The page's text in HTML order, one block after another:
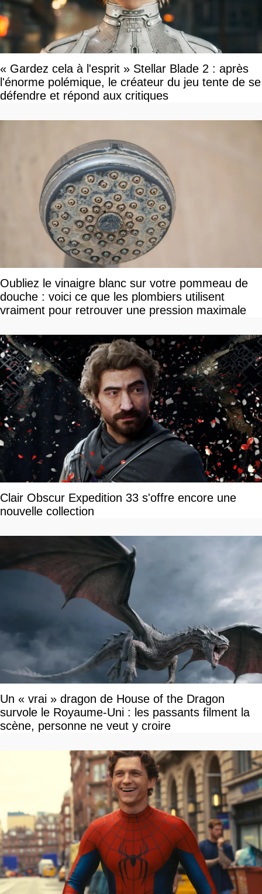
« Gardez cela à l'esprit » Stellar Blade 2 : après
l'énorme polémique, le créateur du jeu tente de se
défendre et répond aux critiques
Oubliez le vinaigre blanc sur votre pommeau de
douche : voici ce que les plombiers utilisent
vraiment pour retrouver une pression maximale
Clair Obscur Expedition 33 s'offre encore une
nouvelle collection
Un « vrai » dragon de House of the Dragon
survole le Royaume-Uni : les passants filment la
scène, personne ne veut y croire